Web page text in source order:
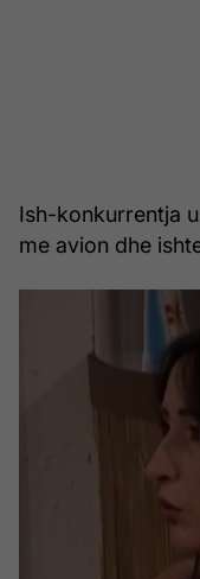
Ish-konkurrentja
me avion dhe